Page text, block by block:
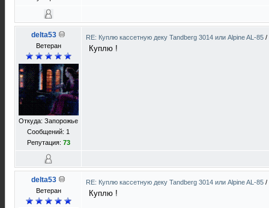
delta53
Ветеран
Откуда: Запорожье
Сообщений: 1
Репутация: 73
RE: Куплю кассетную деку Tandberg 3014 или Alpine AL-85 /
Куплю !
delta53
Ветеран
RE: Куплю кассетную деку Tandberg 3014 или Alpine AL-85 /
Куплю !